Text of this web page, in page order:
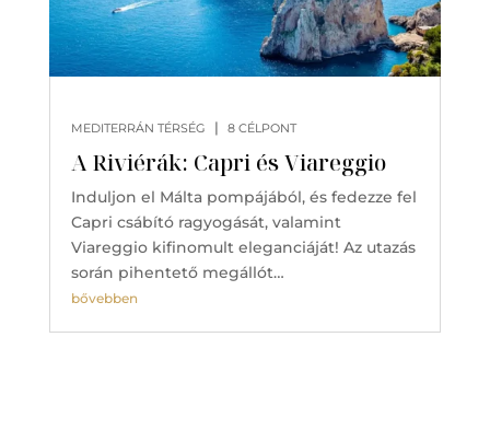
A Riviérák: Capri és Viareggio
MEDITERRÁN TÉRSÉG | 8 CÉLPONT
Induljon el Málta pompájából, és fedezze fel
Capri csábító ragyogását, valamint
Viareggio kifinomult eleganciáját! Az utazás
során pihentető megállót…
bővebben